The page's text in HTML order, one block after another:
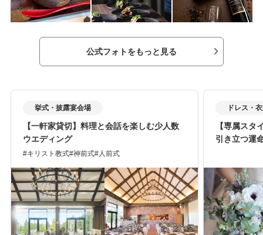
公式フォトをもっと見る
挙式・披露宴会場
【一軒家貸切】料理と会話を楽しむ少人数
ウエディング
キリスト教式 神前式 人前式
ドレス・
【専属スタ
引き立つ運